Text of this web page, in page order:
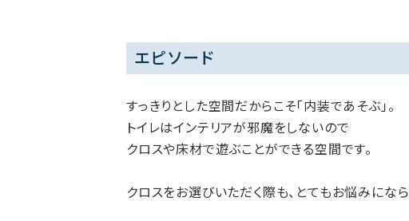
エピソード
すっきりとした空間だからこそ「内装であそぶ」。
トイレはインテリアが邪魔をしないので
クロスや床材で遊ぶことができる空間です。
クロスをお選びいただく際も、とてもお悩みにな